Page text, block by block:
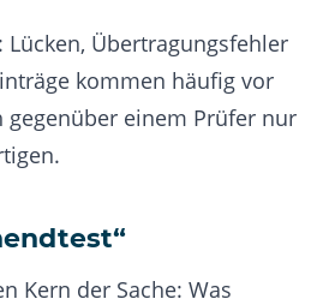
Übertragungsfehler
kommen häufig vor
gegenüber einem Prüfer nur
Kern der Sache: Was